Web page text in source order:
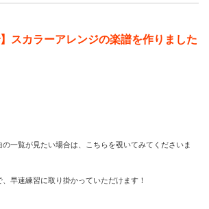
】スカラーアレンジの楽譜を作りました
一覧が見たい場合は、こちらを覗いてみてくださいま
早速練習に取り掛かっていただけます！